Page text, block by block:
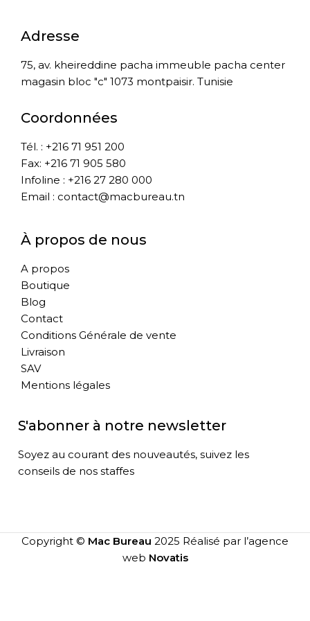
Adresse
75, av. kheireddine pacha immeuble pacha center
magasin bloc "c" 1073 montpaisir. Tunisie
Coordonnées
Tél. : +216 71 951 200
Fax: +216 71 905 580
Infoline : +216 27 280 000
Email : contact@macbureau.tn
À propos de nous
A propos
Boutique
Blog
Contact
Conditions Générale de vente
Livraison
SAV
Mentions légales
S'abonner à notre newsletter
Soyez au courant des nouveautés, suivez les
conseils de nos staffes
Copyright © Mac Bureau 2025 Réalisé par l’agence
web Novatis